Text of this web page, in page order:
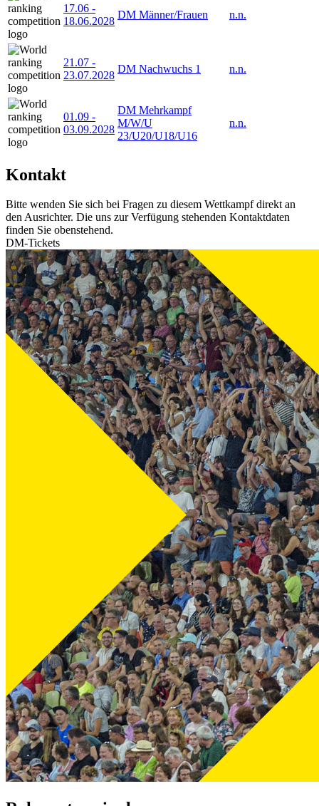
17.06 -
18.06.2028
DM Männer/Frauen n.n.
21.07 -
23.07.2028
DM Nachwuchs 1 n.n.
01.09 -
03.09.2028
DM Mehrkampf
M/W/U
23/U20/U18/U16
n.n.
Kontakt
Bitte wenden Sie sich bei Fragen zu diesem Wettkampf direkt an
den Ausrichter. Die uns zur Verfügung stehenden Kontaktdaten
finden Sie obenstehend.
DM-Tickets